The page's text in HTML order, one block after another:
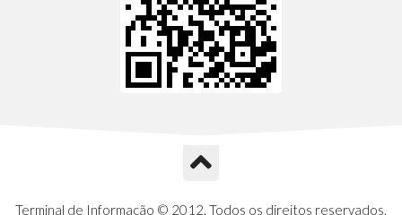
Terminal de Informação © 2012. Todos os direitos reservados.